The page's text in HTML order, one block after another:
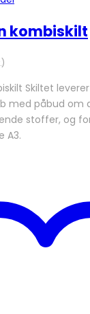
kombiskilt
)
Skiltet
med påbud om
stoffer, og
A3.